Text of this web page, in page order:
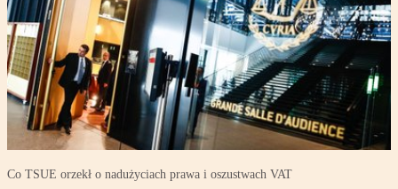
Co TSUE orzekł o nadużyciach prawa i oszustwach VAT